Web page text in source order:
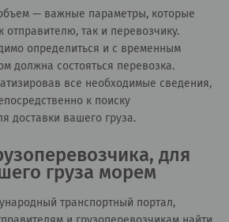
— важные параметры, которые
отправителю, так и перевозчику.
определиться и с временным
должна состояться перевозка.
все необходимые сведения,
к поиску
доставки вашего груза.
для
груза морем
транспортный портал,